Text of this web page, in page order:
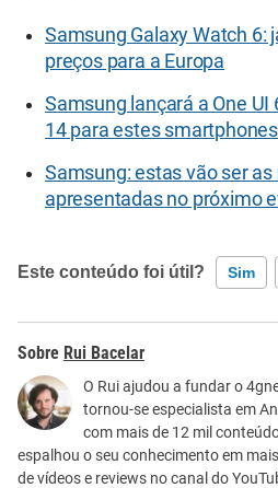
Samsung Galaxy Watch 6:
preços para a Europa
Samsung lançará a One UI
14 para estes smartphones
Samsung: estas vão ser
apresentadas no próximo
Este conteúdo foi útil? Sim
Este conteúdo contém informação
Este conteúdo não tem a
Outro
Rui Bacelar
O Rui ajudou a fundar o
tornou-se especialista em
com mais de 12 mil
espalhou o seu conhecimento em
de vídeos e reviews no canal do